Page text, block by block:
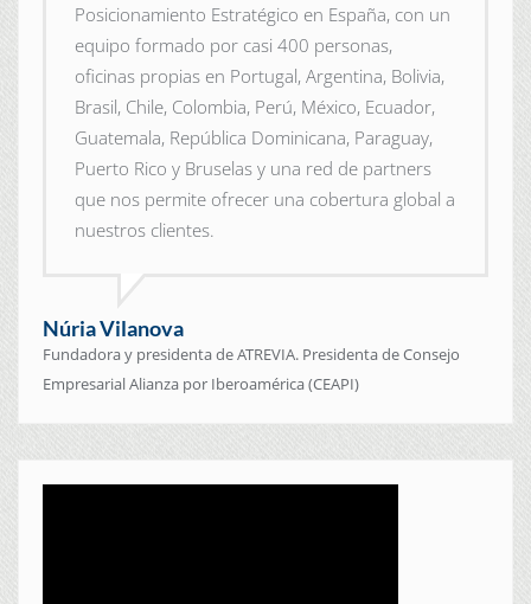
Posicionamiento Estratégico en España, con un
equipo formado por casi 400 personas,
oficinas propias en Portugal, Argentina, Bolivia,
Brasil, Chile, Colombia, Perú, México, Ecuador,
Guatemala, República Dominicana, Paraguay,
Puerto Rico y Bruselas y una red de partners
que nos permite ofrecer una cobertura global a
nuestros clientes.
Núria Vilanova
Fundadora y presidenta de ATREVIA. Presidenta de Consejo
Empresarial Alianza por Iberoamérica (CEAPI)